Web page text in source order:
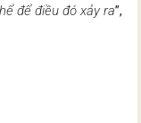
để điều đó xảy ra”,